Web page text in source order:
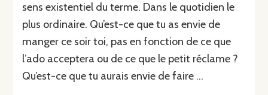
sens existentiel du terme. Dans le quotidien le
plus ordinaire. Qu’est-ce que tu as envie de
manger ce soir toi, pas en fonction de ce que
l’ado acceptera ou de ce que le petit réclame ?
Qu’est-ce que tu aurais envie de faire …